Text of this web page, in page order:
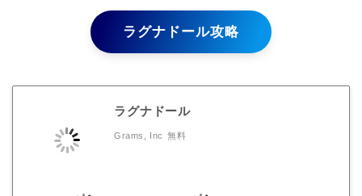
ラグナドール攻略
ラグナドール
Grams, Inc 無料